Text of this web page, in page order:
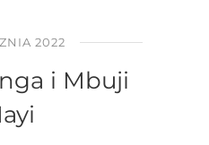
2022
i Mbuji